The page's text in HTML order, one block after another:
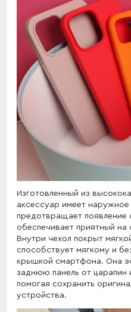
Изготовленный из
аксессуар имеет
предотвращает появление
обеспечивает приятный
Внутри чехол покрыт
способствует мягкому и
крышкой смартфона. Она
заднюю панель от царапин
помогая сохранить
устройства.